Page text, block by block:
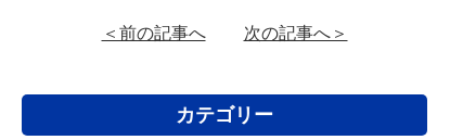
＜前の記事へ 次の記事へ＞
カテゴリー